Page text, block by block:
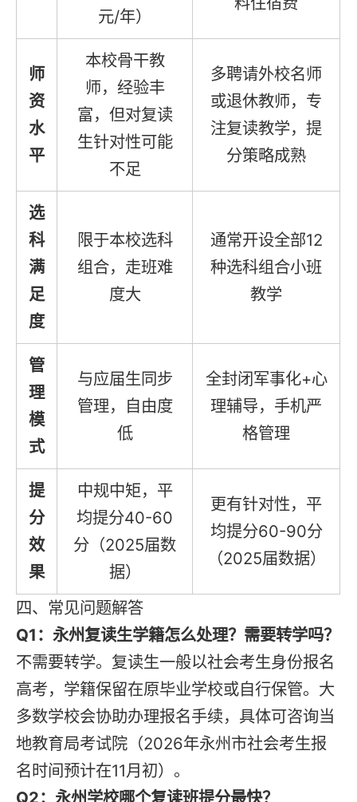
元/年）
师
资
水
平
本校骨干教
师，经验丰
富，但对复读
生针对性可能
不足
多聘请外校名师
或退休教师，专
注复读教学，提
分策略成熟
选
科
满
足
度
限于本校选科
组合，走班难
度大
通常开设全部12
种选科组合小班
教学
管
理
模
式
与应届生同步
管理，自由度
低
全封闭军事化+心
理辅导，手机严
格管理
提
分
效
果
中规中矩，平
均提分40-60
分（2025届数
据）
更有针对性，平
均提分60-90分
（2025届数据）
四、常见问题解答
Q1：永州复读生学籍怎么处理？需要转学吗？
不需要转学。复读生一般以社会考生身份报名
高考，学籍保留在原毕业学校或自行保管。大
多数学校会协助办理报名手续，具体可咨询当
地教育局考试院（2026年永州市社会考生报
名时间预计在11月初）。
Q2：永州学校哪个复读班提分最快？